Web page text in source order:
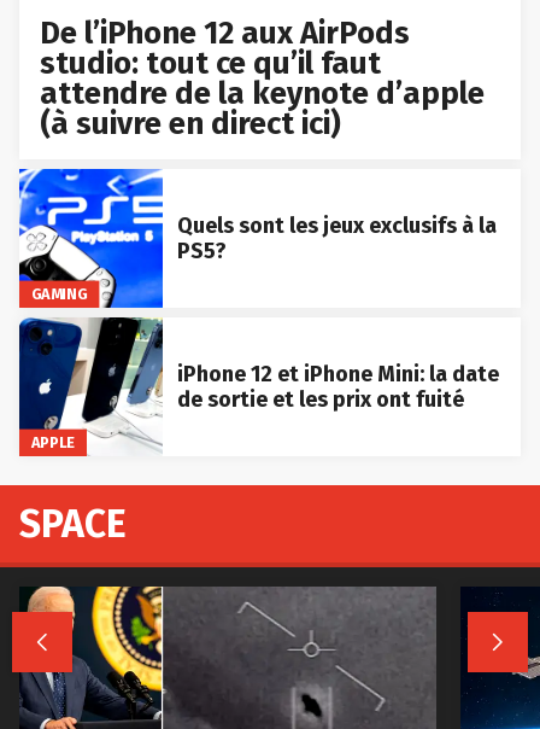
De l’iPhone 12 aux AirPods
studio: tout ce qu’il faut
attendre de la keynote d’apple
(à suivre en direct ici)
GAMING
Quels sont les jeux exclusifs à la
PS5?
APPLE
iPhone 12 et iPhone Mini: la date
de sortie et les prix ont fuité
SPACE
 